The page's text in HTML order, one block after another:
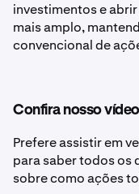
investimentos e
mais amplo,
convencional de
Confira nosso
Prefere assistir em
para saber todos os
sobre como ações